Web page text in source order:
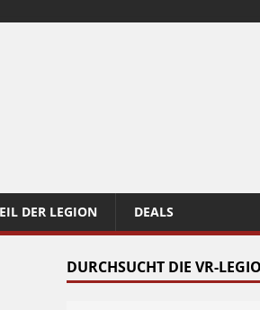
DER LEGION DEALS
DURCHSUCHT DIE VR-